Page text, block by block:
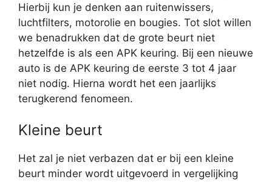
Hierbij kun je denken aan ruitenwissers,
luchtfilters, motorolie en bougies. Tot slot willen
we benadrukken dat de grote beurt niet
hetzelfde is als een APK keuring. Bij een nieuwe
auto is de APK keuring de eerste 3 tot 4 jaar
niet nodig. Hierna wordt het een jaarlijks
terugkerend fenomeen.
Kleine beurt
Het zal je niet verbazen dat er bij een kleine
beurt minder wordt uitgevoerd in vergelijking